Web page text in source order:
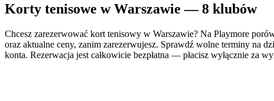
Korty tenisowe w Warszawie — 8 klubów
Chcesz zarezerwować kort tenisowy w Warszawie? Na Playmore
oraz aktualne ceny, zanim zarezerwujesz. Sprawdź wolne terminy na
konta. Rezerwacja jest całkowicie bezpłatna — płacisz wyłącznie